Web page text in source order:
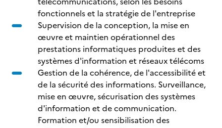
fonctionnels et la stratégie de l'entreprise
Supervision de la conception, la mise en
œuvre et maintien opérationnel des
prestations informatiques produites et des
systèmes d'information et réseaux télécoms
Gestion de la cohérence, de l'accessibilité et
de la sécurité des informations. Surveillance,
mise en œuvre, sécurisation des systèmes
d'information et de communication.
Formation et/ou sensibilisation des